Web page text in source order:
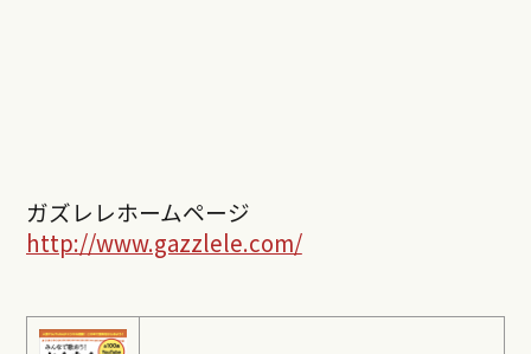
ガズレレホームページ
http://www.gazzlele.com/